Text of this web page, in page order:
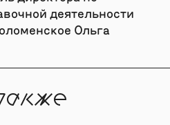
деятельности
Ольга